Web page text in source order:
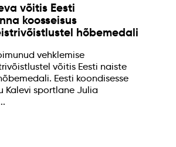
võitis Eesti
koosseisus
hõbemedali
vehklemise
võitis Eesti naiste
Eesti koondisesse
Kalevi sportlane Julia